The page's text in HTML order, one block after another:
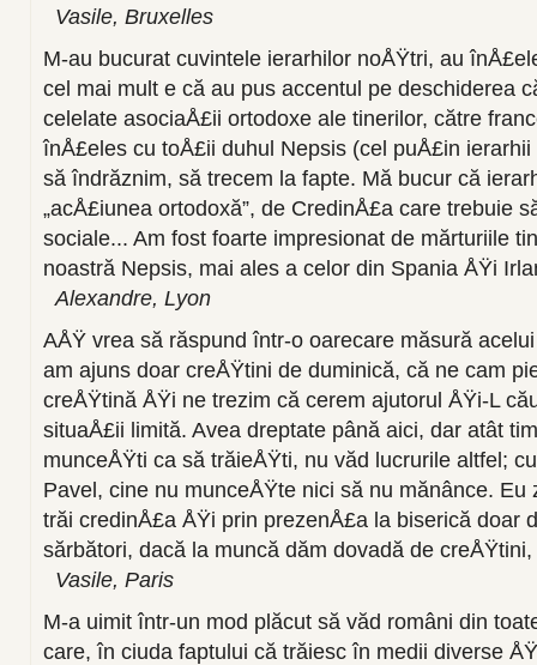
Vasile, Bruxelles
M-au bucurat cuvintele ierarhilor noÅŸtri, au
cel mai mult e că au pus accentul pe deschiderea
celelate asociaÅ£ii ortodoxe ale tinerilor, către
înÅ£eles cu toÅ£ii duhul Nepsis (cel puÅ£in
să îndrăznim, să trecem la fapte. Mă bucur că
„acÅ£iunea ortodoxă”, de CredinÅ£a care trebuie
sociale... Am fost foarte impresionat de mărturiile
noastră Nepsis, mai ales a celor din Spania ÅŸi
Alexandre, Lyon
AÅŸ vrea să răspund într-o oarecare măsură
am ajuns doar creÅŸtini de duminică, că ne cam
creÅŸtină ÅŸi ne trezim că cerem ajutorul ÅŸi-L
situaÅ£ii limită. Avea dreptate până aici, dar atât
munceÅŸti ca să trăieÅŸti, nu văd lucrurile altfel;
Pavel, cine nu munceÅŸte nici să nu mănânce. Eu
trăi credinÅ£a ÅŸi prin prezenÅ£a la biserică doar
sărbători, dacă la muncă dăm dovadă de
Vasile, Paris
M-a uimit într-un mod plăcut să văd români din
care, în ciuda faptului că trăiesc în medii diverse